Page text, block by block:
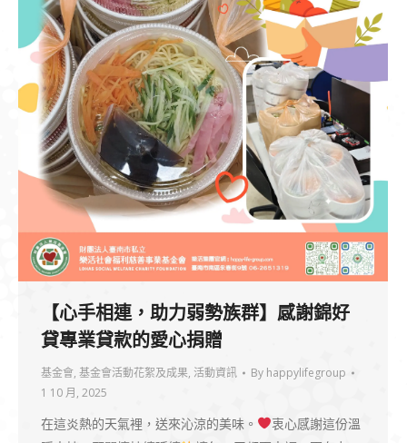
【心手相連，助力弱勢族群】感謝錦好
貸專業貸款的愛心捐贈
基金會, 基金會活動花絮及成果, 活動資訊 By happylifegroup
1 10 月, 2025
在這炎熱的天氣裡，送來沁涼的美味。
衷心感謝這份溫